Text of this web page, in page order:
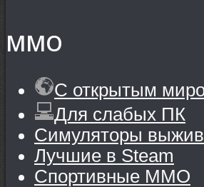
MMO
С открытым
Для слабых ПК
Симуляторы
Лучшие в Steam
Спортивные MMO